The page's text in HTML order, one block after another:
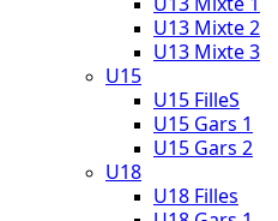
U13 Mixte 2
U13 Mixte 3
U15
U15 FilleS
U15 Gars 1
U15 Gars 2
U18
U18 Filles